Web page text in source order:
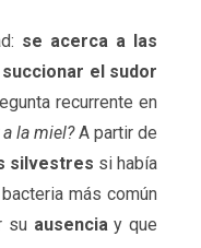
se acerca a las
el sudor
recurrente en
la miel?A partir de
silvestres si había
más común
su ausencia y que